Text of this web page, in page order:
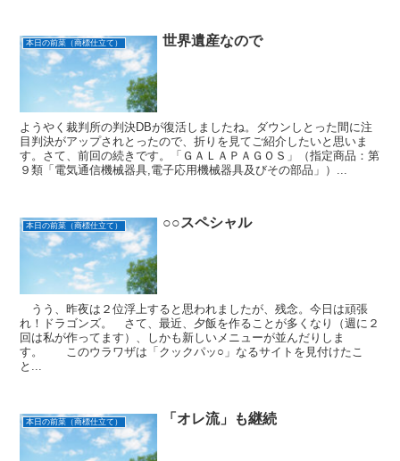
本日の前菜（商標仕立て） 世界遺産なので
ようやく裁判所の判決DBが復活しましたね。ダウンしとった間に注
目判決がアップされとったので、折りを見てご紹介したいと思いま
す。さて、前回の続きです。「ＧＡＬＡＰＡＧＯＳ」（指定商品：第
９類「電気通信機械器具,電子応用機械器具及びその部品」）...
本日の前菜（商標仕立て） ○○スペシャル
うう、昨夜は２位浮上すると思われましたが、残念。今日は頑張
れ！ドラゴンズ。 さて、最近、夕飯を作ることが多くなり（週に２
回は私が作ってます）、しかも新しいメニューが並んだりしま
す。 このウラワザは「クックパッ○」なるサイトを見付けたこ
と...
本日の前菜（商標仕立て） 「オレ流」も継続